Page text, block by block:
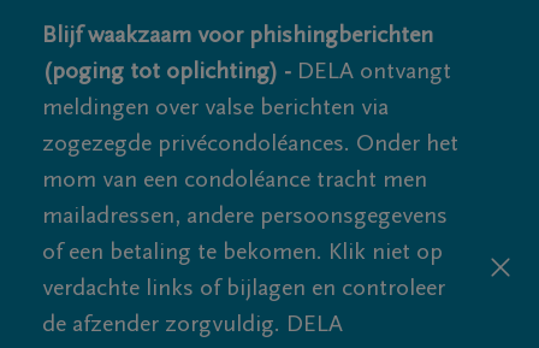
Blijf waakzaam voor phishingberichten
(poging tot oplichting) - DELA ontvangt
meldingen over valse berichten via
zogezegde privécondoléances. Onder het
mom van een condoléance tracht men
mailadressen, andere persoonsgegevens
of een betaling te bekomen. Klik niet op
verdachte links of bijlagen en controleer
de afzender zorgvuldig. DELA